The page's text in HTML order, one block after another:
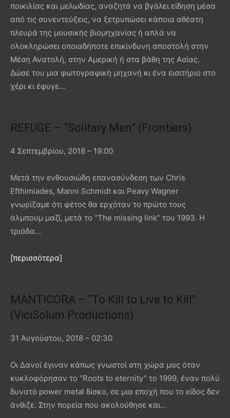
ποικιλίας και μελωδίας, αναζητά να βγάλει είδηση μέσα
από τις συνεντεύξεις, να ξετρυπώσει κάποια αθέατη
πλευρά της μουσικής βιομηχανίας ή απλά να
ολοκληρώσει οποιαδήποτε επικίνδυνη αποστολή στην
Μέση Ανατολή, στην Αμερική ή στα βάθη της Ασίας.
Δώσε του μια φωτογραφική μηχανή κι ένα εισιτήριο στο
χέρι κι έφυγε…
REFUGE – “Solitary Men” (Frontiers)
4 Σεπτεμβρίου, 2018 – 19:00
Μετά την ενθουσιώδη επανασύνδεση των Chris
Efthimiades, Manni Schmidt και Peavy Wagner
γνωρίζαμε ότι φέτος θα ερχόταν το πρώτο τους
άλμπουμ μαζί, μετά το “The missing link” του 1993. Η
τριάδα…
[περισσότερα]
MANTICORA – “To Kill to Live to Kill”
(ViciSolum Productions)
31 Αυγούστου, 2018 – 02:30
Οι Δανοί έγιναν κάπως γνωστοί στη χώρα μας όταν
κυκλοφόρησαν το “Roots to eternity” το 1999, έναν πολύ
δυνατό power metal δίσκο, σε μια εποχή που το είδος δεν
άνθιζε. Στην πορεία που ακολούθησε και…